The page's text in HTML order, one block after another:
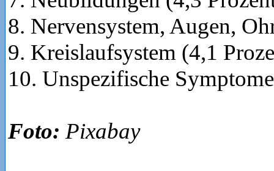
8. Nervensystem, Augen,
9. Kreislaufsystem (4,1
10. Unspezifische
Foto: Pixabay